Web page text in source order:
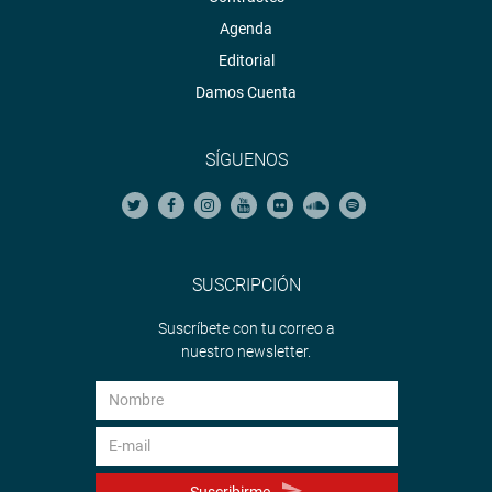
Agenda
Editorial
Damos Cuenta
SÍGUENOS
SUSCRIPCIÓN
Suscríbete con tu correo a
nuestro newsletter.